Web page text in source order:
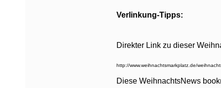
Verlinkung-Tipps:
Direkter Link zu dieser
Diese WeihnachtsNews